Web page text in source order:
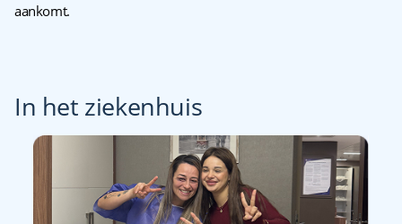
aankomt.
In het ziekenhuis